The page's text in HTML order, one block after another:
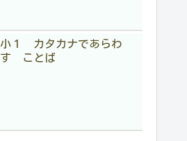
小１ カタカナであらわ
す ことば